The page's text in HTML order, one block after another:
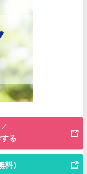
／
る
）